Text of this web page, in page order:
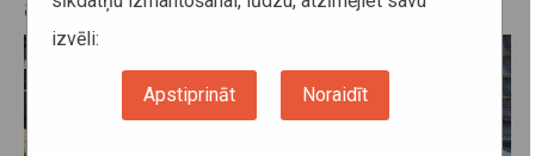
autobusu maršrutā uz Ķekavu
izvēli:
Apstiprināt Noraidīt